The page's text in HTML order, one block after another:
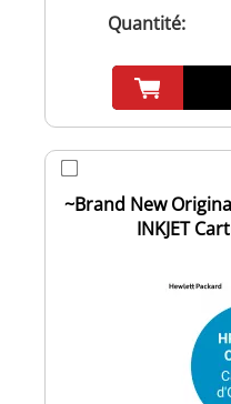
Quantité:
~Brand New
INKJET